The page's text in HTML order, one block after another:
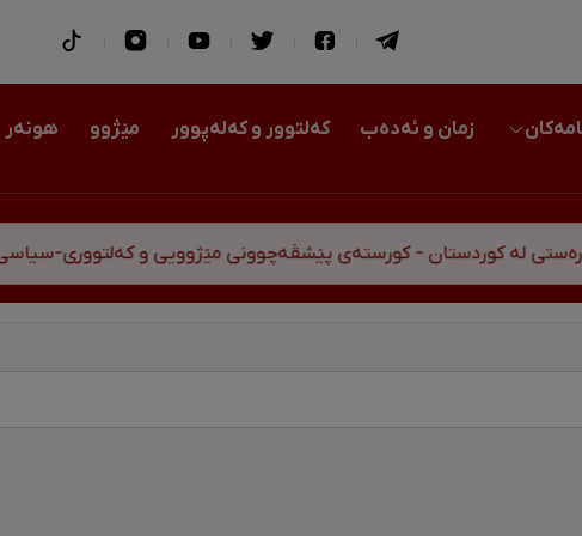
زمان و ئەدەب کەلتوور و کەلەپوور مێژوو هونەر
- کورستەی پێشڤەچوونی مێژوویی و کەلتووری-سیاسی